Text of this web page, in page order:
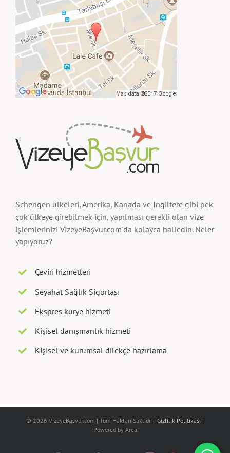
Schengen ülkeleri, Amerika, Kanada ve İngiltere gibi pek
çok ülkeye girebilmek için, yapılması gerekli olan vize
işlemlerinizi VizeyeBaşvur.com'da kolayca halledin. Neler
yapıyoruz?
Çeviri hizmetleri
Seyahat Sağlık Sigortası
Ekspres kurye hizmeti
Kişisel danışmanlık hizmeti
Kişisel ve kurumsal dilekçe hazırlama
© 2026 VizeyeBasvur.com | Tüm Hakları Saklıdır | Gizlilik Politikası |
Powered by Area